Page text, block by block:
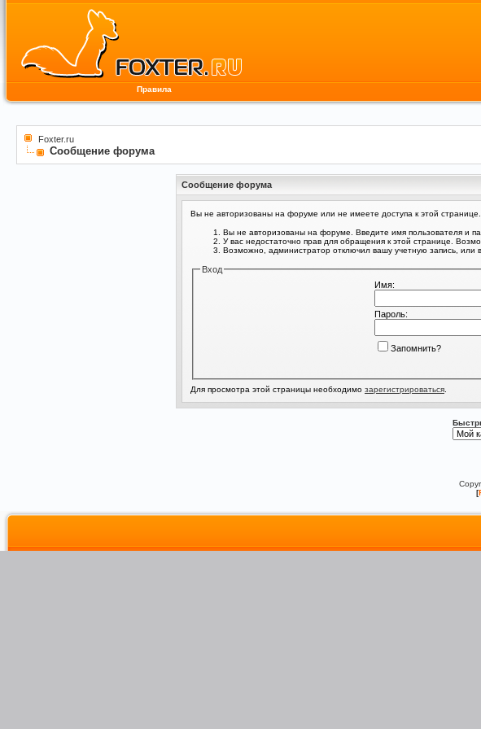
Правила
Foxter.ru
Сообщение форума
Сообщение форума
Вы не авторизованы на форуме или не имеете доступа к этой
Вы не авторизованы на форуме. Введите имя пользователя и
У вас недостаточно прав для обращения к этой странице.
Возможно, администратор отключил вашу учетную запись, или
Вход
Имя:
Пароль:
Запомнить?
Для просмотра этой страницы необходимо зарегистрироваться
[